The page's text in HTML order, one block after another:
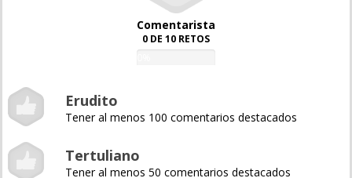
Comentarista
0 DE 10 RETOS
Erudito
Tener al menos 100 comentarios destacados
Tertuliano
Tener al menos 50 comentarios destacados